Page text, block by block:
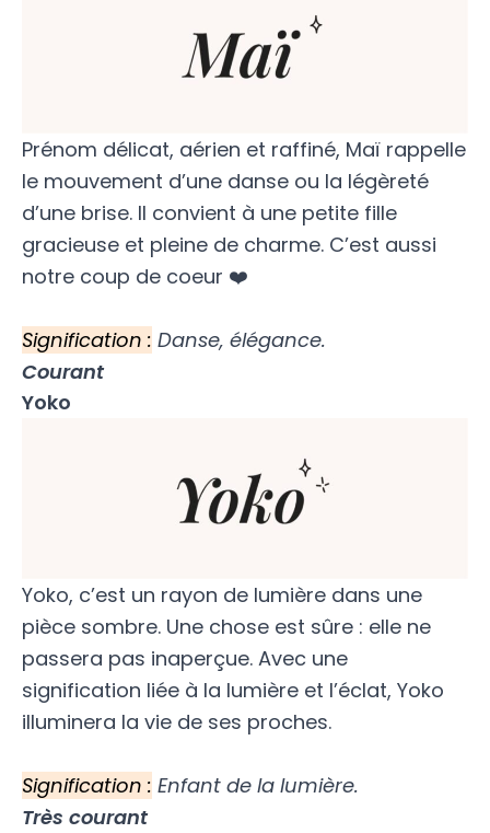
Prénom délicat, aérien et raffiné, Maï rappelle
le mouvement d’une danse ou la légèreté
d’une brise. Il convient à une petite fille
gracieuse et pleine de charme. C’est aussi
notre coup de coeur ❤️
Signification : Danse, élégance.
Courant
Yoko
Yoko, c’est un rayon de lumière dans une
pièce sombre. Une chose est sûre : elle ne
passera pas inaperçue. Avec une
signification liée à la lumière et l’éclat, Yoko
illuminera la vie de ses proches.
Signification : Enfant de la lumière.
Très courant